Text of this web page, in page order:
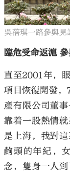
吳蓓琪一路參與見
臨危受命返滬
直至2001年，
項目恢復開發，
產有限公司董
靠着一股熱情
是上海，我對
齣頭的年紀，
念，隻身一人